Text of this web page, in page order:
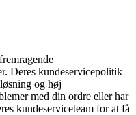
Deres kundeservicepolitik
og høj
med din ordre eller har
kundeserviceteam for at få